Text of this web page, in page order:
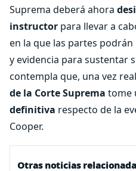
Suprema deberá ahora
instructor para llevar a
en la que las partes
y evidencia para sustentar
contempla que, una vez
de la Corte Suprema tome
definitiva respecto de la
Cooper.
Otras noticias